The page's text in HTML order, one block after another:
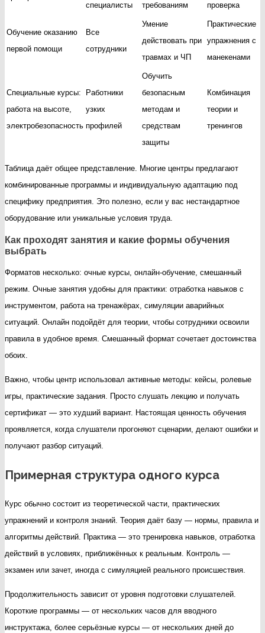
специалисты
требованиям проверка
Обучение оказанию
первой помощи
Все
сотрудники
Умение
действовать при
травмах и ЧП
Практические
упражнения с
манекенами
Специальные курсы:
работа на высоте,
электробезопасность
Работники
узких
профилей
Обучить
безопасным
методам и
средствам
защиты
Комбинация
теории и
тренингов
Таблица даёт общее представление. Многие центры предлагают
комбинированные программы и индивидуальную адаптацию под
специфику предприятия. Это полезно, если у вас нестандартное
оборудование или уникальные условия труда.
Как проходят занятия и какие формы обучения
выбрать
Форматов несколько: очные курсы, онлайн-обучение, смешанный
режим. Очные занятия удобны для практики: отработка навыков с
инструментом, работа на тренажёрах, симуляции аварийных
ситуаций. Онлайн подойдёт для теории, чтобы сотрудники освоили
правила в удобное время. Смешанный формат сочетает достоинства
обоих.
Важно, чтобы центр использовал активные методы: кейсы, ролевые
игры, практические задания. Просто слушать лекцию и получать
сертификат — это худший вариант. Настоящая ценность обучения
проявляется, когда слушатели прогоняют сценарии, делают ошибки и
получают разбор ситуаций.
Примерная структура одного курса
Курс обычно состоит из теоретической части, практических
упражнений и контроля знаний. Теория даёт базу — нормы, правила и
алгоритмы действий. Практика — это тренировка навыков, отработка
действий в условиях, приближённых к реальным. Контроль —
экзамен или зачет, иногда с симуляцией реального происшествия.
Продолжительность зависит от уровня подготовки слушателей.
Короткие программы — от нескольких часов для вводного
инструктажа, более серьёзные курсы — от нескольких дней до